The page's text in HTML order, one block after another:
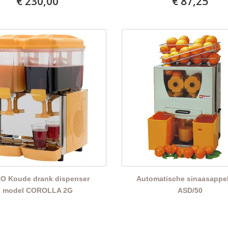
Koude drank dispenser
model COROLLA 2G
Automatische
ASD/50